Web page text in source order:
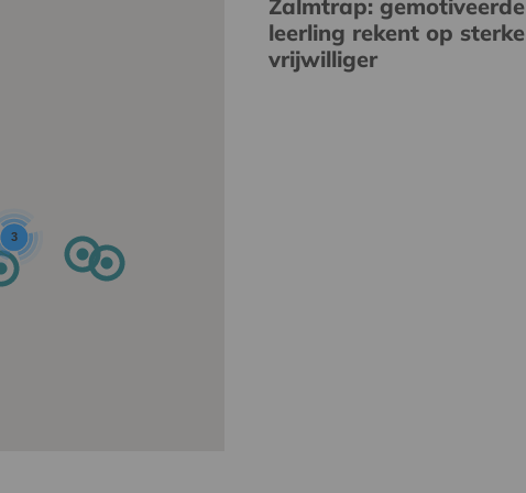
3
Zalmtrap: gemotiveerde
leerling rekent op sterke
vrijwilliger